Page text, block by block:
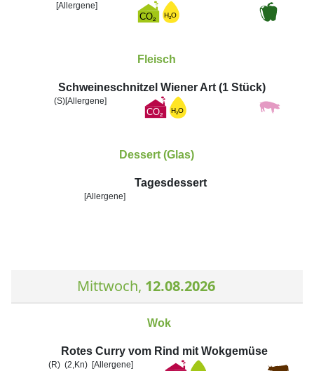
[Allergene]
Fleisch
Schweineschnitzel Wiener Art (1 Stück)
(S)[Allergene]
Dessert (Glas)
Tagesdessert
[Allergene]
Mittwoch, 12.08.2026
Wok
Rotes Curry vom Rind mit Wokgemüse
(R) (2,Kn) [Allergene]